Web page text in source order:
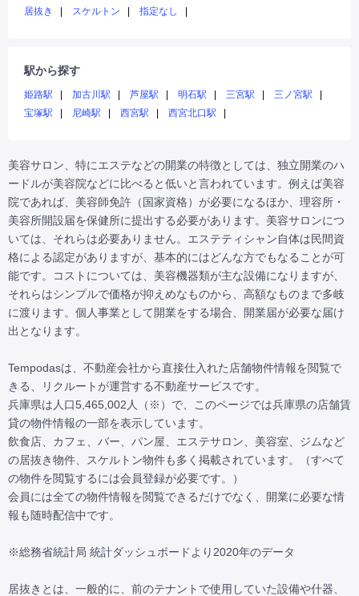
居抜き スケルトン 指定なし
駅から探す
姫路駅 加古川駅 芦屋駅 明石駅 三宮駅
三ノ宮駅
宝塚駅
尼崎駅 西宮駅 西宮北口駅
美容サロン、特にエステなどの開業の特徴としては、独立開業のハ
ードルが美容院などに比べると低いと言われています。例えば美容
院であれば、美容師免許（国家資格）が必要になるほか、理容所・
美容所開設届を保健所に提出する必要があります。美容サロンにつ
いては、それらは必要ありません。エステティシャン自体は民間資
格による認定がありますが、基本的にはどんな方でもなることが可
能です。コストについては、美容機器類が主な設備になりますが、
それらはシンプルで価格が抑えめなものから、高額なものまで多岐
に渡ります。個人事業として開業をする場合、開業届が必要な届け
出となります。
Tempodasは、不動産会社から直接仕入れた店舗物件情報を閲覧で
きる、リクルートが運営する不動産サービスです。
兵庫県は人口5,465,002人（※）で、このページでは兵庫県の店舗賃
貸の物件情報の一部を表示しています。
飲食店、カフェ、バー、パン屋、エステサロン、美容室、ジムなど
の居抜き物件、スケルトン物件も多く掲載されています。（すべて
の物件を閲覧するには会員登録が必要です。）
会員には全ての物件情報を閲覧できるだけでなく、開業に必要な情
報も随時配信中です。
※総務省統計局 統計ダッシュボードより2020年のデータ
居抜きとは、一般的に、前のテナントで使用していた設備や什器、